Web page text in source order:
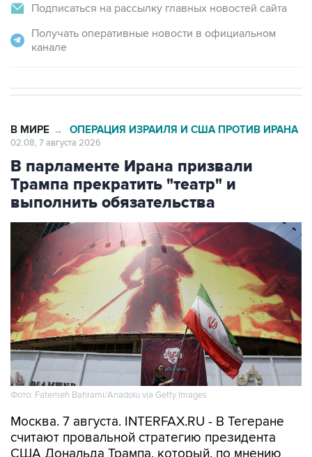
Подписаться на рассылку главных новостей сайта
Получать оперативные новости в официальном
канале
В МИРЕ → ОПЕРАЦИЯ ИЗРАИЛЯ И США ПРОТИВ ИРАНА
02:08, 7 августа 2026
В парламенте Ирана призвали
Трампа прекратить "театр" и
выполнить обязательства
Фото: Fatemeh Bahrami/Anadolu via Getty Images
Москва. 7 августа. INTERFAX.RU - В Тегеране
считают провальной стратегию президента
США Дональда Трампа, который, по мнению